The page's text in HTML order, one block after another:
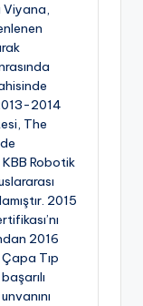
Viyana,
2014
The
Robotik
2015
2016
Tıp